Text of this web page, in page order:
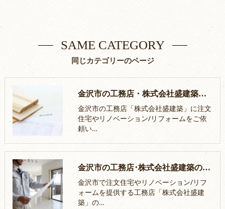
同じカテゴリーのページ
SAME CATEGORY
金沢市の工務店・株式会社盛建築の口コミ情報
金沢市の工務店「株式会社盛建築」に注文
住宅やリノベーション/リフォームをご依
頼い…
金沢市の工務店･株式会社盛建築の評判
金沢市で注文住宅やリノベーション/リフ
ォームを提供する工務店「株式会社盛建
築」の…